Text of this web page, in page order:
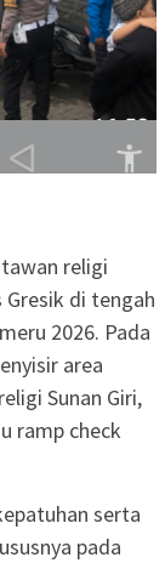
religi
di tengah
2026. Pada
area
Sunan Giri,
ramp check
serta
pada